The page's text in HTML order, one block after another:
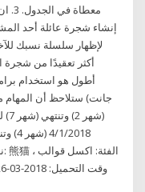
إنشاء شجرة عائلة أحد
لإظهار سلسلة نسبك
أكثر تعقيدًا من
أطول هو استخدام
جانت) ستلاحظ أن المهام
، تنسيق الملف: xlsx ، حجم الملف: 0.06m ، وقت التحميل: 2018-03-26